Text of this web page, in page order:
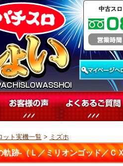
中古ス
ット実機一覧 > ミズホ
跡-（Ｌ／ミリオンゴッド／Ｃ